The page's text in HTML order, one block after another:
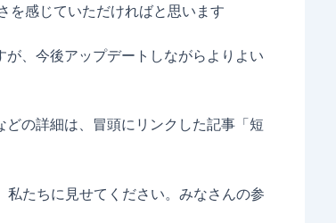
を感じていただければと思います
、今後アップデートしながらよりよい
の詳細は、冒頭にリンクした記事「短
たちに見せてください。みなさんの参